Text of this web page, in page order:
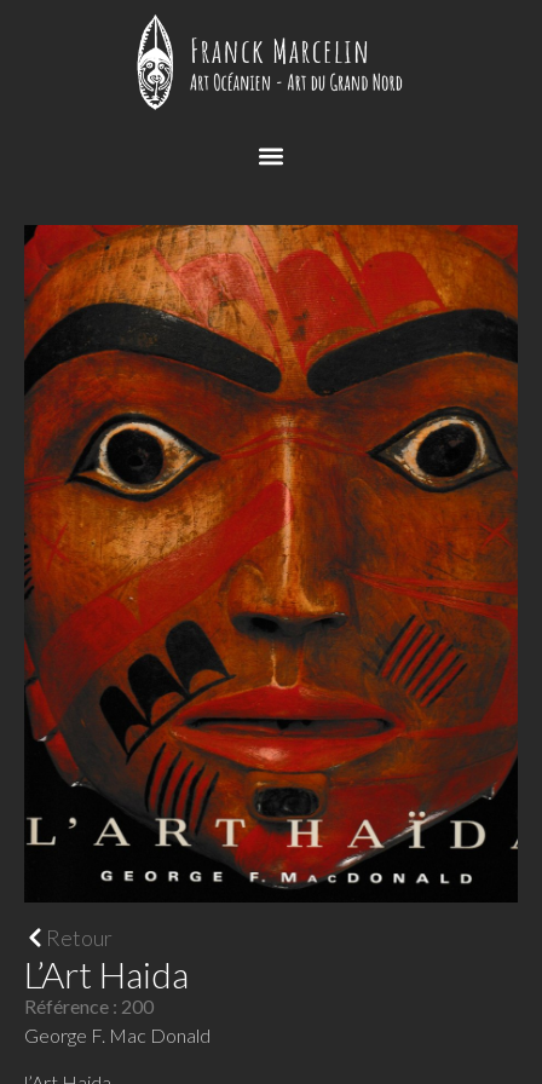
Retour
L’Art Haida
Référence : 200
George F. Mac Donald